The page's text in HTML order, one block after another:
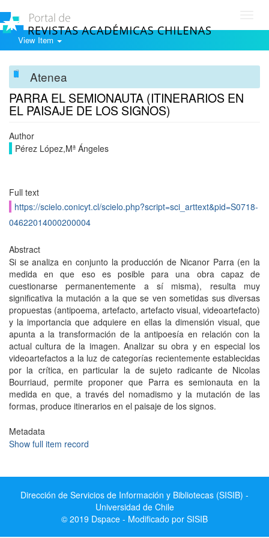
View Item
Atenea
PARRA EL SEMIONAUTA (ITINERARIOS EN
EL PAISAJE DE LOS SIGNOS)
Author
Pérez López,Mª Ángeles
Full text
https://scielo.conicyt.cl/scielo.php?script=sci_arttext&pid=S0718-
04622014000200004
Abstract
Si se analiza en conjunto la producción de Nicanor Parra (en la
medida en que eso es posible para una obra capaz de
cuestionarse permanentemente a sí misma), resulta muy
significativa la mutación a la que se ven sometidas sus diversas
propuestas (antipoema, artefacto, artefacto visual, videoartefacto)
y la importancia que adquiere en ellas la dimensión visual, que
apunta a la transformación de la antipoesía en relación con la
actual cultura de la imagen. Analizar su obra y en especial los
videoartefactos a la luz de categorías recientemente establecidas
por la crítica, en particular la de sujeto radicante de Nicolas
Bourriaud, permite proponer que Parra es semionauta en la
medida en que, a través del nomadismo y la mutación de las
formas, produce itinerarios en el paisaje de los signos.
Metadata
Show full item record
Dirección de Servicios de Información y Bibliotecas (SISIB) -
Universidad de Chile
© 2019 Dspace - Modificado por SISIB